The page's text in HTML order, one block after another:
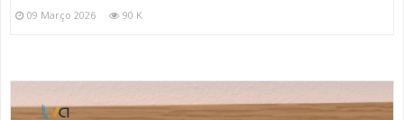
09 Março 2026 90 K